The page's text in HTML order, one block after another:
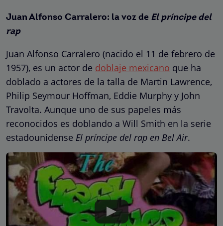
Juan Alfonso Carralero: la voz de El príncipe del
rap
Juan Alfonso Carralero (nacido el 11 de febrero de
1957), es un actor de doblaje mexicano que ha
doblado a actores de la talla de Martin Lawrence,
Philip Seymour Hoffman, Eddie Murphy y John
Travolta. Aunque uno de sus papeles más
reconocidos es doblando a Will Smith en la serie
estadounidense El príncipe del rap en Bel Air.